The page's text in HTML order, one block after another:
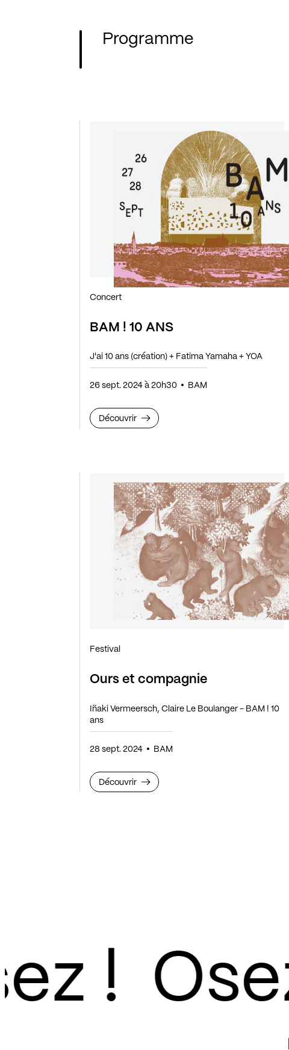
Programme
BAM ! 10 ANS
Concert
J'ai 10 ans (création) + Fatima Yamaha + YOA
26 sept. 2024 à 20h30 BAM
Découvrir
Ours et compagnie
Festival
Iñaki Vermeersch, Claire Le Boulanger - BAM ! 10
ans
28 sept. 2024 BAM
Découvrir
!